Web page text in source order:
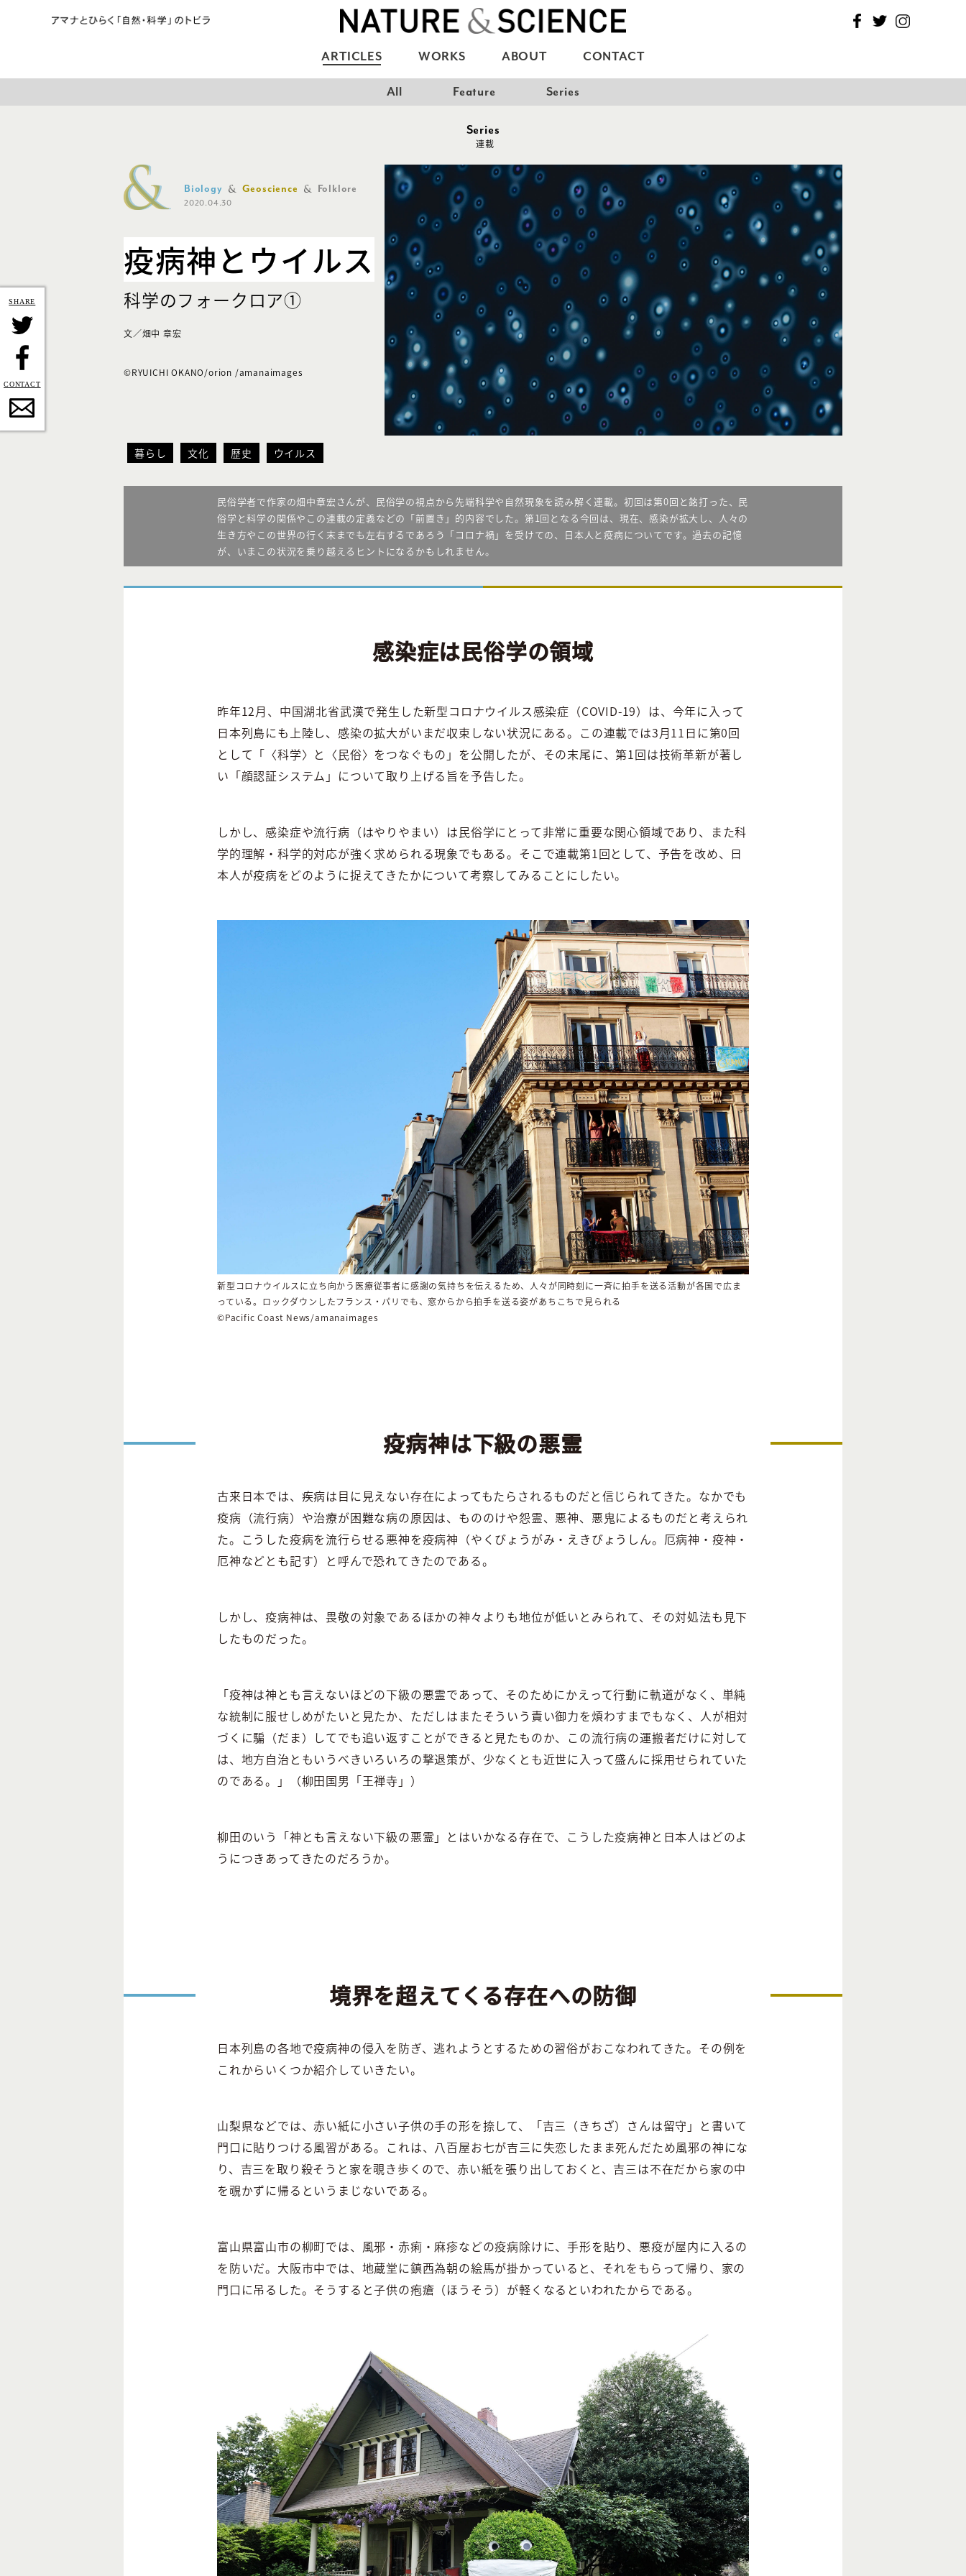
ARTICLES
All Feature Series
WORKS ABOUT CONTACT
Series
連載
Biology Geoscience Folklore
2020.04.30
疫病神とウイルス
科学のフォークロア①
文／畑中 章宏
©RYUICHI OKANO/orion /amanaimages
暮らし 文化 歴史 ウイルス
民俗学者で作家の畑中章宏さんが、民俗学の視点から先端科学や自然現象を読み解く連載。初回は第0回と銘打った、民
俗学と科学の関係やこの連載の定義などの「前置き」的内容でした。第1回となる今回は、現在、感染が拡大し、人々の
生き方やこの世界の行く末までも左右するであろう「コロナ禍」を受けての、日本人と疫病についてです。過去の記憶
が、いまこの状況を乗り越えるヒントになるかもしれません。
感染症は民俗学の領域
昨年12月、中国湖北省武漢で発生した新型コロナウイルス感染症（COVID-19）は、今年に入って
日本列島にも上陸し、感染の拡大がいまだ収束しない状況にある。この連載では3月11日に第0回
として「〈科学〉と〈民俗〉をつなぐもの」を公開したが、その末尾に、第1回は技術革新が著し
い「顔認証システム」について取り上げる旨を予告した。
しかし、感染症や流行病（はやりやまい）は民俗学にとって非常に重要な関心領域であり、また科
学的理解・科学的対応が強く求められる現象でもある。そこで連載第1回として、予告を改め、日
本人が疫病をどのように捉えてきたかについて考察してみることにしたい。
新型コロナウイルスに立ち向かう医療従事者に感謝の気持ちを伝えるため、人々が同時刻に一斉に拍手を送る活動が各国で広ま
っている。ロックダウンしたフランス・パリでも、窓からから拍手を送る姿があちこちで見られる
©️Pacific Coast News/amanaimages
疫病神は下級の悪霊
古来日本では、疾病は目に見えない存在によってもたらされるものだと信じられてきた。なかでも
疫病（流行病）や治療が困難な病の原因は、もののけや怨霊、悪神、悪鬼によるものだと考えられ
た。こうした疫病を流行らせる悪神を疫病神（やくびょうがみ・えきびょうしん。厄病神・疫神・
厄神などとも記す）と呼んで恐れてきたのである。
しかし、疫病神は、畏敬の対象であるほかの神々よりも地位が低いとみられて、その対処法も見下
したものだった。
「疫神は神とも言えないほどの下級の悪霊であって、そのためにかえって行動に軌道がなく、単純
な統制に服せしめがたいと見たか、ただしはまたそういう責い御力を煩わすまでもなく、人が相対
づくに騙（だま）してでも追い返すことができると見たものか、この流行病の運搬者だけに対して
は、地方自治ともいうべきいろいろの撃退策が、少なくとも近世に入って盛んに採用せられていた
のである。」（柳田国男「王禅寺」）
柳田のいう「神とも言えない下級の悪霊」とはいかなる存在で、こうした疫病神と日本人はどのよ
うにつきあってきたのだろうか。
境界を超えてくる存在への防御
日本列島の各地で疫病神の侵入を防ぎ、逃れようとするための習俗がおこなわれてきた。その例を
これからいくつか紹介していきたい。
山梨県などでは、赤い紙に小さい子供の手の形を捺して、「吉三（きちざ）さんは留守」と書いて
門口に貼りつける風習がある。これは、八百屋お七が吉三に失恋したまま死んだため風邪の神にな
り、吉三を取り殺そうと家を覗き歩くので、赤い紙を張り出しておくと、吉三は不在だから家の中
を覗かずに帰るというまじないである。
富山県富山市の柳町では、風邪・赤痢・麻疹などの疫病除けに、手形を貼り、悪疫が屋内に入るの
を防いだ。大阪市中では、地蔵堂に鎮西為朝の絵馬が掛かっていると、それをもらって帰り、家の
門口に吊るした。そうすると子供の疱瘡（ほうそう）が軽くなるといわれたからである。
Twitter
Facebook
Contact